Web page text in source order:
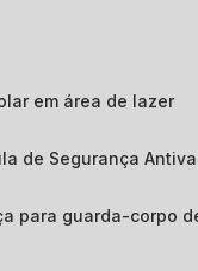
em área de lazer
de Segurança
para guarda-corpo